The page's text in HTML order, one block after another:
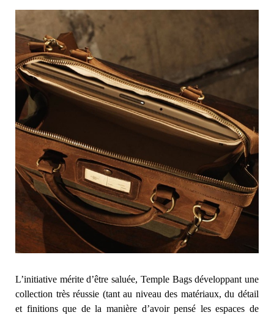
L’initiative mérite d’être saluée, Temple Bags développant une
collection très réussie (tant au niveau des matériaux, du détail
et finitions que de la manière d’avoir pensé les espaces de